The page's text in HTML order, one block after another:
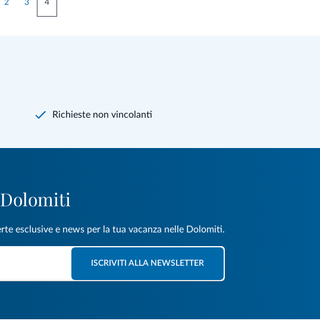
2 3 4
Richieste non vincolanti
esclusive e news per la tua vacanza nelle Dolomiti.
ISCRIVITI ALLA NEWSLETTER